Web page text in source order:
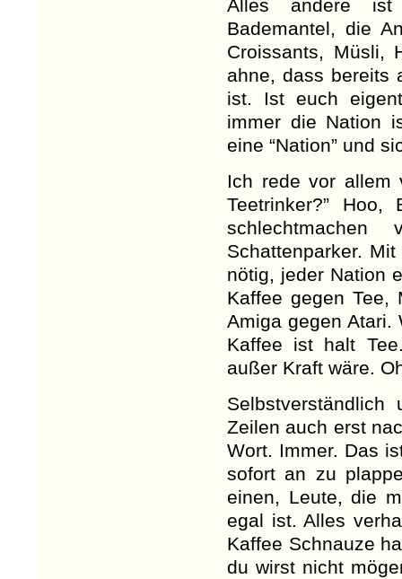
Alles andere ist
Bademantel, die
Croissants, Müsli,
ahne, dass bereits
ist. Ist euch
immer die Nation
eine “Nation” und
Ich rede vor allem
Teetrinker?” Hoo,
schlechtmachen
Schattenparker.
nötig, jeder Nation
Kaffee gegen Tee,
Amiga gegen Atari.
Kaffee ist halt
außer Kraft wäre.
Selbstverständlich
Zeilen auch erst
Wort. Immer. Das
sofort an zu
einen, Leute, die
egal ist. Alles
Kaffee Schnauze
du wirst nicht